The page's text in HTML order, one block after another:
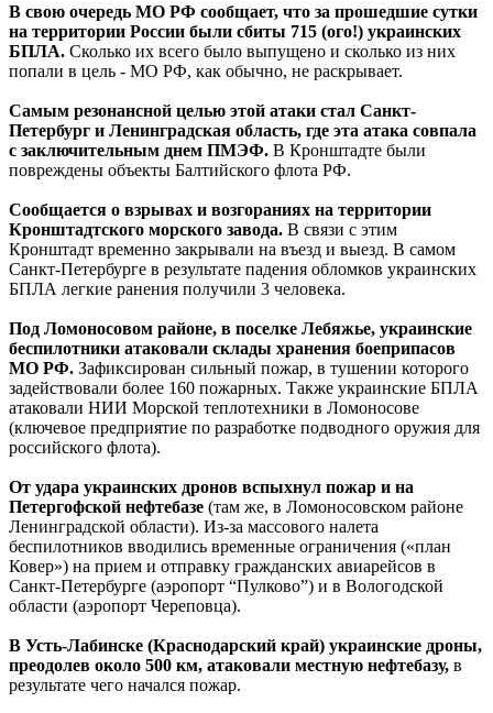
В свою очередь МО РФ сообщает, что за прошедшие сутки
на территории России были сбиты 715 (ого!) украинских
БПЛА. Сколько их всего было выпущено и сколько из них
попали в цель - МО РФ, как обычно, не раскрывает.
Самым резонансной целью этой атаки стал Санкт-
Петербург и Ленинградская область, где эта атака совпала
с заключительным днем ПМЭФ. В Кронштадте были
повреждены объекты Балтийского флота РФ.
Сообщается о взрывах и возгораниях на территории
Кронштадтского морского завода. В связи с этим
Кронштадт временно закрывали на въезд и выезд. В самом
Санкт-Петербурге в результате падения обломков украинских
БПЛА легкие ранения получили 3 человека.
Под Ломоносовом районе, в поселке Лебяжье, украинские
беспилотники атаковали склады хранения боеприпасов
МО РФ. Зафиксирован сильный пожар, в тушении которого
задействовали более 160 пожарных. Также украинские БПЛА
атаковали НИИ Морской теплотехники в Ломоносове
(ключевое предприятие по разработке подводного оружия для
российского флота).
От удара украинских дронов вспыхнул пожар и на
Петергофской нефтебазе (там же, в Ломоносовском районе
Ленинградской области). Из-за массового налета
беспилотников вводились временные ограничения («план
Ковер») на прием и отправку гражданских авиарейсов в
Санкт-Петербурге (аэропорт “Пулково”) и в Вологодской
области (аэропорт Череповца).
В Усть-Лабинске (Краснодарский край) украинские дроны,
преодолев около 500 км, атаковали местную нефтебазу, в
результате чего начался пожар.